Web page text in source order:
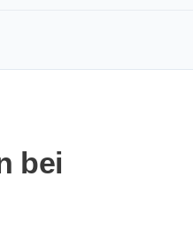
bei